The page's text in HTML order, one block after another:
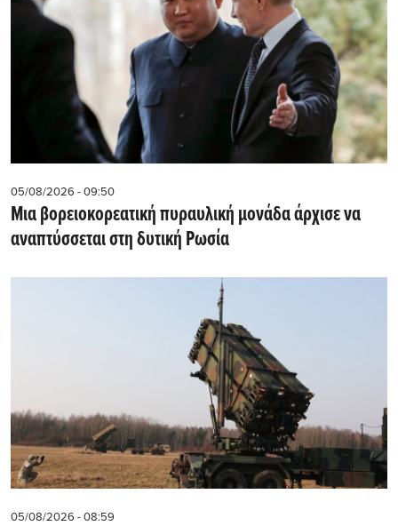
05/08/2026 - 09:50
Μια βορειοκορεατική πυραυλική μονάδα άρχισε να
αναπτύσσεται στη δυτική Ρωσία
05/08/2026 - 08:59